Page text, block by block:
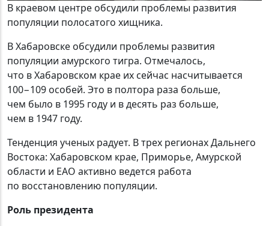
В краевом центре обсудили проблемы развития
популяции полосатого хищника.
В Хабаровске обсудили проблемы развития
популяции амурского тигра. Отмечалось,
что в Хабаровском крае их сейчас насчитывается
100−109 особей. Это в полтора раза больше,
чем было в 1995 году и в десять раз больше,
чем в 1947 году.
Тенденция ученых радует. В трех регионах Дальнего
Востока: Хабаровском крае, Приморье, Амурской
области и ЕАО активно ведется работа
по восстановлению популяции.
Роль президента